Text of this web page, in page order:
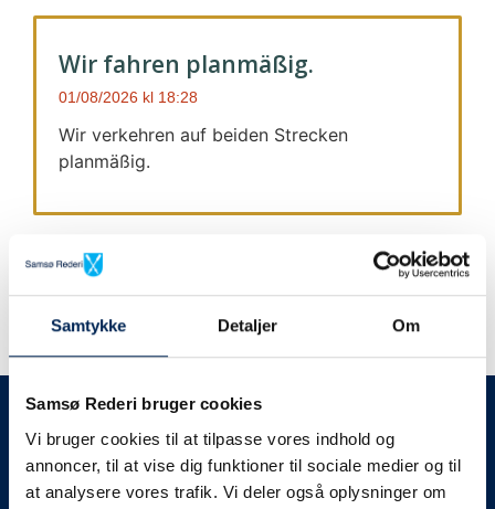
Samtykke Detaljer Om
Samsø Rederi bruger cookies
Vi bruger cookies til at tilpasse vores indhold og
annoncer, til at vise dig funktioner til sociale medier og til
at analysere vores trafik. Vi deler også oplysninger om
Wir fahren planmäßig.
01/08/2026 18:28
Wir verkehren auf beiden Strecken
planmäßig.
Wir geben immer Bescheid
Wir werden Sie